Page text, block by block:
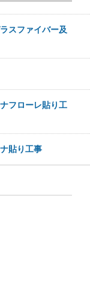
スファイバー及
フローレ貼り工
貼り工事